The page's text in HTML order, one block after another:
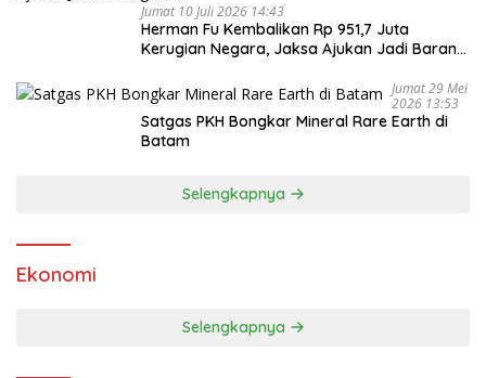
Jumat 10 Juli 2026 14:43
Herman Fu Kembalikan Rp 951,7 Juta
Kerugian Negara, Jaksa Ajukan Jadi Barang
Jumat 29 Mei
2026 13:53
Satgas PKH Bongkar Mineral Rare Earth di
Selengkapnya
Ekonomi
Selengkapnya